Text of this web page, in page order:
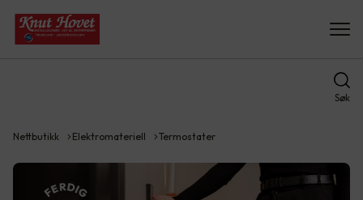
Søk
Nettbutikk Elektromateriell Termostater